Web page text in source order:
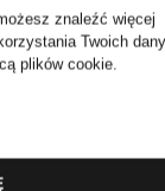
znaleźć więcej
Twoich
plików cookie.